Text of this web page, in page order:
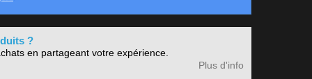
?
en partageant votre expérience.
Plus d'info